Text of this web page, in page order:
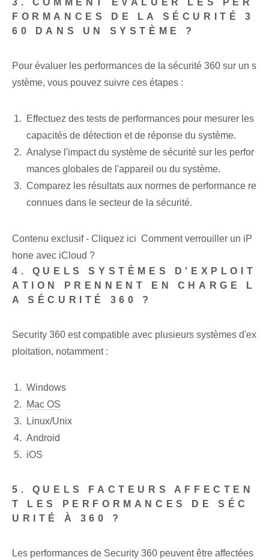
3. COMMENT ÉVALUER LES PER
FORMANCES DE LA SÉCURITÉ 3
60 DANS UN SYSTÈME ?
Pour évaluer les performances de la sécurité 360 sur un s
ystème, vous pouvez suivre ces étapes :
Effectuez des tests de performances pour mesurer les
capacités de détection et de réponse du système.
Analyse l'impact du système de sécurité sur les perfor
mances globales de l'appareil ou du système.
Comparez les résultats aux normes de performance re
connues dans le secteur de la sécurité.
Contenu exclusif - Cliquez ici Comment verrouiller un iP
hone avec iCloud ?
4. QUELS SYSTÈMES D'EXPLOIT
ATION PRENNENT EN CHARGE L
A SÉCURITÉ 360 ?
Security 360 est compatible avec plusieurs systèmes d'ex
ploitation, notamment :
Windows
Mac OS
Linux/Unix
Android
iOS
5. QUELS FACTEURS AFFECTEN
T LES PERFORMANCES DE SÉC
URITÉ À 360 ?
Les performances de Security 360 peuvent être affectées